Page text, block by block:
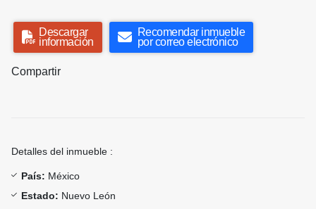
Descargar
información
Recomendar inmueble
por correo electrónico
Compartir
Detalles del inmueble :
País: México
Estado: Nuevo León